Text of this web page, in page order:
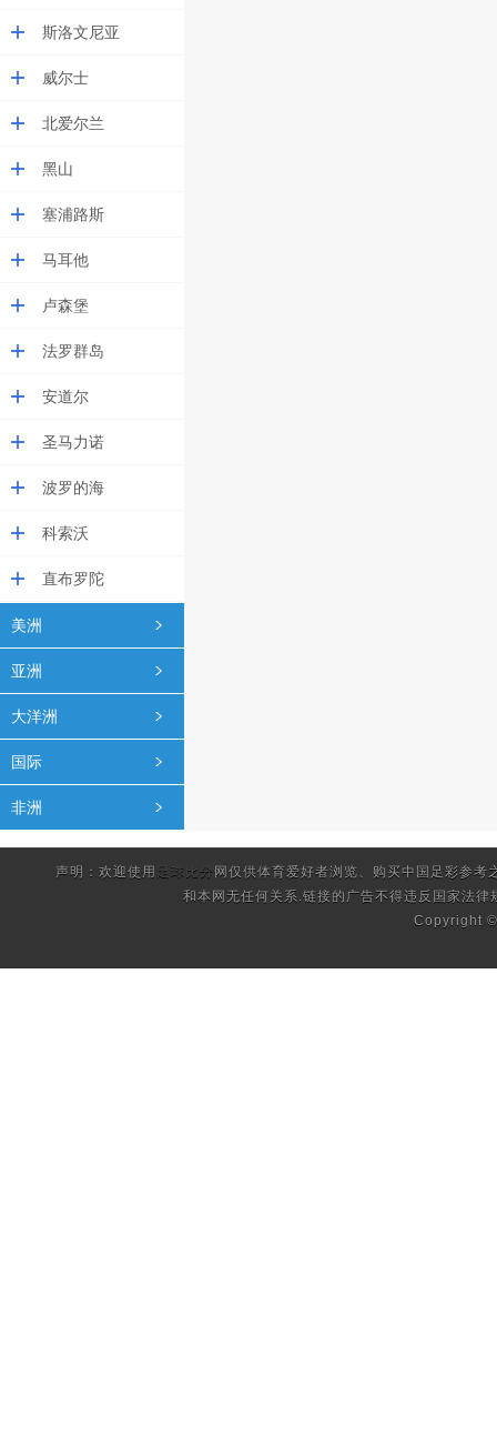
斯洛文尼亚
威尔士
北爱尔兰
黑山
塞浦路斯
马耳他
卢森堡
法罗群岛
安道尔
圣马力诺
波罗的海
科索沃
直布罗陀
美洲
亚洲
大洋洲
国际
非洲
声明：欢迎使用 足球比分 网仅供体育爱好者浏览、购买中国足彩参
和本网无任何关系.链接的广告不得违反国家法律
Copyright